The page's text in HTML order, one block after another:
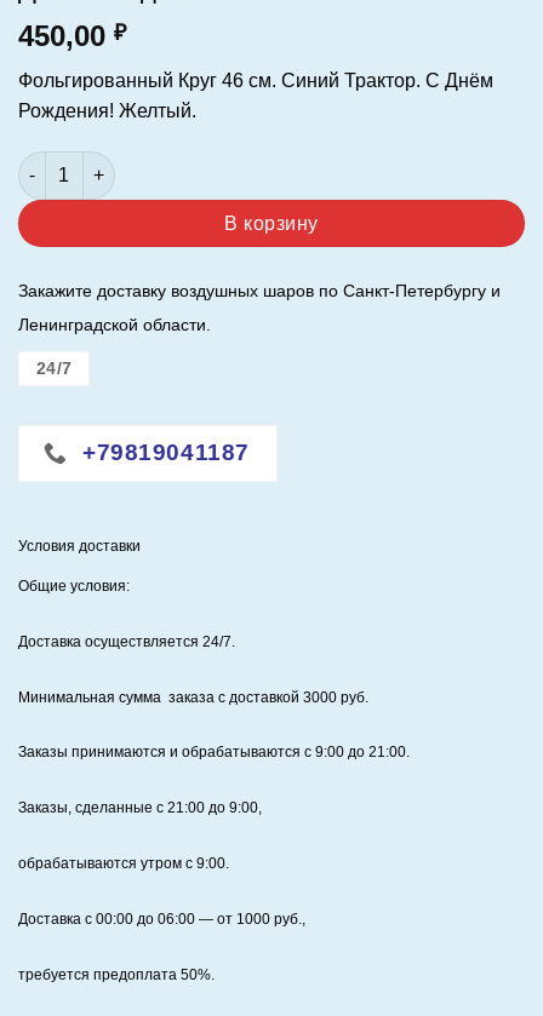
450,00 ₽
Фольгированный Круг 46 см. Синий Трактор. С Днём
Рождения! Желтый.
Количество товара Шар (18"/46 см.) Круг. Синий Трактор. С
В корзину
Закажите доставку воздушных шаров по Санкт-Петербургу и
Ленинградской области.
24/7
+79819041187
Условия доставки
Общие условия:
Доставка осуществляется 24/7.
Минимальная сумма заказа с доставкой 3000 руб.
Заказы принимаются и обрабатываются с 9:00 до 21:00.
Заказы, сделанные с 21:00 до 9:00,
обрабатываются утром с 9:00.
Доставка с 00:00 до 06:00 — от 1000 руб.,
требуется предоплата 50%